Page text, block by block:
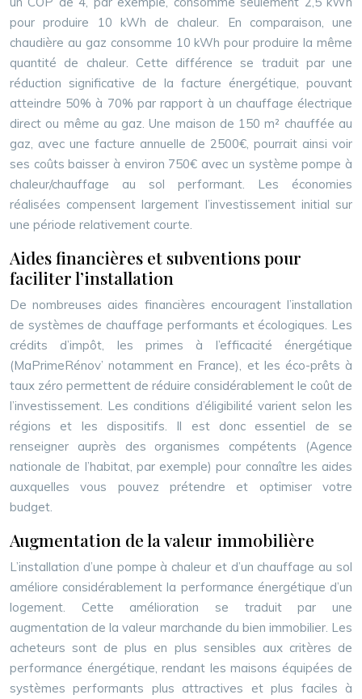
pour produire 10 kWh de chaleur. En comparaison, une
chaudière au gaz consomme 10 kWh pour produire la même
quantité de chaleur. Cette différence se traduit par une
réduction significative de la facture énergétique, pouvant
atteindre 50% à 70% par rapport à un chauffage électrique
direct ou même au gaz. Une maison de 150 m² chauffée au
gaz, avec une facture annuelle de 2500€, pourrait ainsi voir
ses coûts baisser à environ 750€ avec un système pompe à
chaleur/chauffage au sol performant. Les économies
réalisées compensent largement l’investissement initial sur
une période relativement courte.
Aides financières et subventions pour
faciliter l’installation
De nombreuses aides financières encouragent l’installation
de systèmes de chauffage performants et écologiques. Les
crédits d’impôt, les primes à l’efficacité énergétique
(MaPrimeRénov’ notamment en France), et les éco-prêts à
taux zéro permettent de réduire considérablement le coût de
l’investissement. Les conditions d’éligibilité varient selon les
régions et les dispositifs. Il est donc essentiel de se
renseigner auprès des organismes compétents (Agence
nationale de l’habitat, par exemple) pour connaître les aides
auxquelles vous pouvez prétendre et optimiser votre
budget.
Augmentation de la valeur immobilière
L’installation d’une pompe à chaleur et d’un chauffage au sol
améliore considérablement la performance énergétique d’un
logement. Cette amélioration se traduit par une
augmentation de la valeur marchande du bien immobilier. Les
acheteurs sont de plus en plus sensibles aux critères de
performance énergétique, rendant les maisons équipées de
systèmes performants plus attractives et plus faciles à